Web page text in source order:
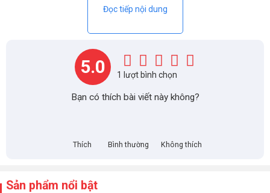
Đọc tiếp nội dung
5.0 1 lượt bình chọn
Bạn có thích bài viết này không?
Thích Bình thường Không thích
Sản phẩm nổi bật